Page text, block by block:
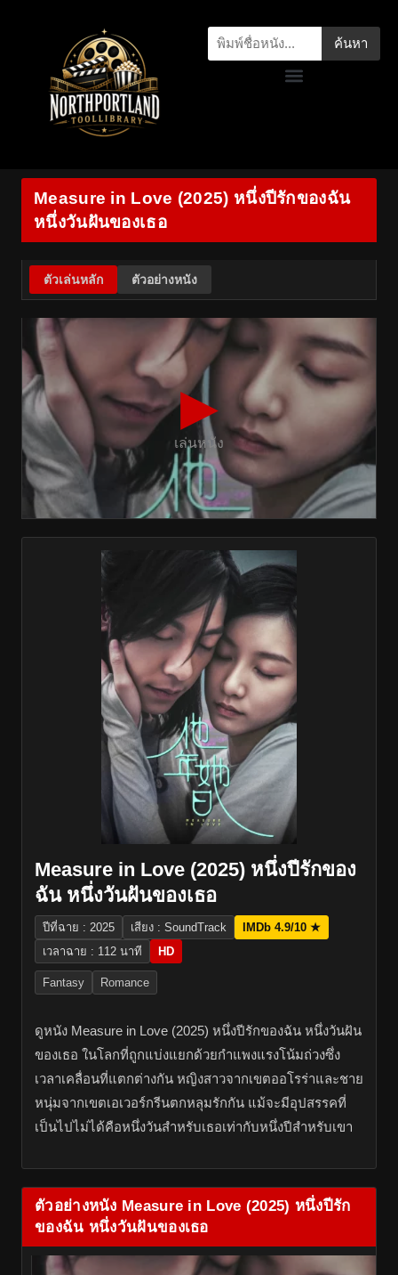
ค้นหา
Measure in Love (2025) หนึ่งปีรักของฉัน
หนึ่งวันฝันของเธอ
ตัวเล่นหลัก ตัวอย่างหนัง
▶
เล่นหนัง
Measure in Love (2025) หนึ่งปีรักของ
ฉัน หนึ่งวันฝันของเธอ
ปีที่ฉาย : 2025 เสียง : SoundTrack
IMDb 4.9/10 ★
เวลาฉาย : 112 นาที
HD
Fantasy Romance
ดูหนัง Measure in Love (2025) หนึ่งปีรักของฉัน หนึ่งวันฝัน
ของเธอ ในโลกที่ถูกแบ่งแยกด้วยกำแพงแรงโน้มถ่วงซึ่ง
เวลาเคลื่อนที่แตกต่างกัน หญิงสาวจากเขตออโรร่าและชาย
หนุ่มจากเขตเอเวอร์กรีนตกหลุมรักกัน แม้จะมีอุปสรรคที่
เป็นไปไม่ได้คือหนึ่งวันสำหรับเธอเท่ากับหนึ่งปีสำหรับเขา
ตัวอย่างหนัง Measure in Love (2025) หนึ่งปีรัก
ของฉัน หนึ่งวันฝันของเธอ